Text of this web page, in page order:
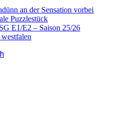
an der Sensation vorbei
Puzzlestück
E1/E2 – Saison 25/26